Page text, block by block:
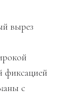
вырез
фиксацией
с